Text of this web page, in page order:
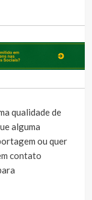
qualidade de
alguma
ou quer
contato